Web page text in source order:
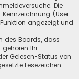
Die
Kennzeichnung (User
angezeigt und
des Boards, dass
gehören Ihr
Gelesen-Status von
Lesezeichen